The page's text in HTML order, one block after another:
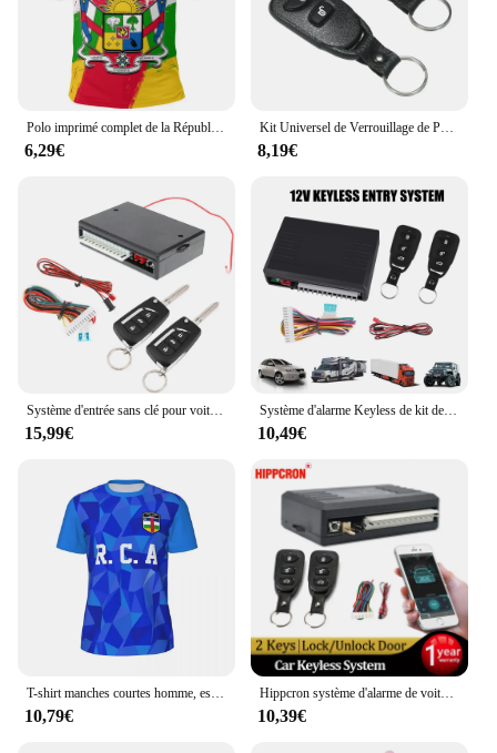
Polo imprimé complet de la République centrafricaine pour hommes, chemise avec emblème national et bouton
6,29€
Kit Universel de Verrouillage de Porte de Voiture, Système d'Entrée Sans Clé avec 2 Télécommandes, 12V
8,19€
Système d'entrée sans clé pour voiture, kit de verrouillage centralisé, télécommande, VH13P
15,99€
Système d'alarme Keyless de kit de contrôle de serrure de porte centrale à distance de voiture à télécommande
10,49€
T-shirt manches courtes homme, estival et humoristique, avec drapeau de la république centrale et africaine imprimée en 3D, en maille, Harajuku, pour course à pied, vélo, Tennis, Fitness
10,79€
Hippcron système d'alarme de voiture système d'entrée sans clé verrouillage Central Kit Central à distance automatique application de verrouillage de porte avec télécommande
10,39€